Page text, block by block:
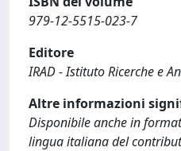
979-12-5515-023-7
Editore
IRAD - Istituto Ricerche e
Altre informazioni
Disponibile anche in
lingua italiana del